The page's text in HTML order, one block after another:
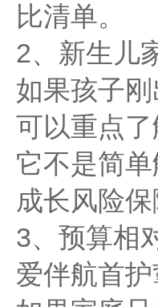
比清单。
2、新生儿
如果孩子
可以重点
它不是简
成长风险保
3、预算相
爱伴航首